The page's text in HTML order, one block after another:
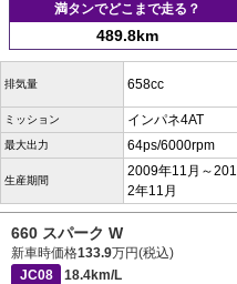
満タンでどこまで走る？
489.8km
排気量 658cc
ミッション インパネ4AT
最大出力 64ps/6000rpm
生産期間
2009年11月～201
2年11月
660 スパーク W
新車時価格133.9万円(税込)
JC08
18.4km/L